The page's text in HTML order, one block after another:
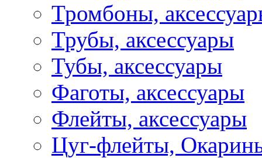
Тромбоны,
Трубы, аксессуары
Тубы, аксессуары
Фаготы, аксессуары
Флейты, аксессуары
Цуг-флейты,